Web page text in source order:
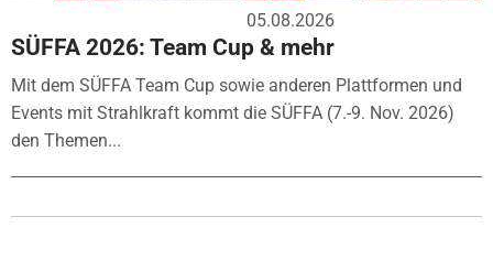
05.08.2026
SÜFFA 2026: Team Cup & mehr
Mit dem SÜFFA Team Cup sowie anderen Plattformen und
Events mit Strahlkraft kommt die SÜFFA (7.-9. Nov. 2026)
den Themen...